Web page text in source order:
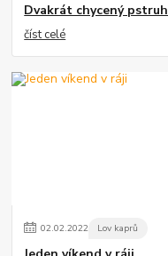
Dvakrát chycený pstruh
číst celé
02.02.2022 Lov kaprů